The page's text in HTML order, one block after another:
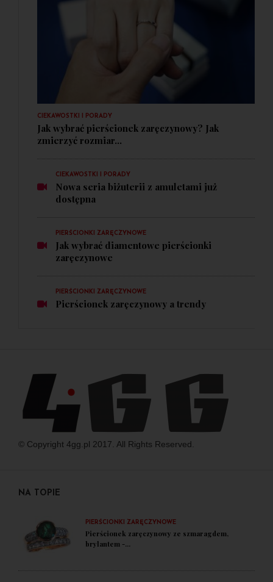
CIEKAWOSTKI I PORADY
Jak wybrać pierścionek zaręczynowy? Jak
zmierzyć rozmiar...
CIEKAWOSTKI I PORADY
Nowa seria biżuterii z amuletami już
dostępna
PIERŚCIONKI ZARĘCZYNOWE
Jak wybrać diamentowe pierścionki
zaręczynowe
PIERŚCIONKI ZARĘCZYNOWE
Pierścionek zaręczynowy a trendy
© Copyright 4gg.pl 2017. All Rights Reserved.
NA TOPIE
PIERŚCIONKI ZARĘCZYNOWE
Pierścionek zaręczynowy ze szmaragdem,
brylantem -...